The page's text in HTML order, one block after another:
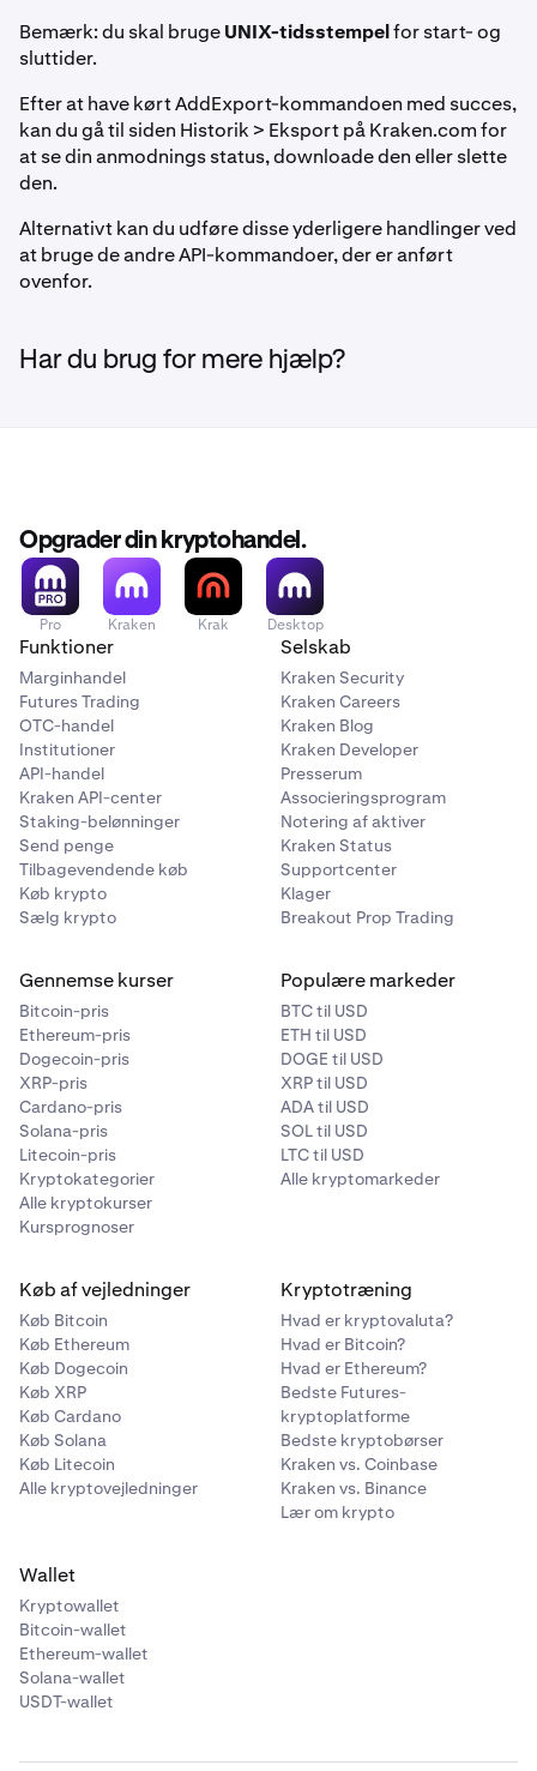
Bemærk: du skal brugeUNIX-tidsstempelfor start- og
sluttider.
Efter at have kørt AddExport-kommandoen med succes,
kan du gå til siden Historik > Eksport på Kraken.com for
at se din anmodnings status, downloade den eller slette
den.
Alternativt kan du udføre disse yderligere handlinger ved
at bruge de andre API-kommandoer, der er anført
ovenfor.
Har du brug for mere hjælp?
Opgrader din kryptohandel.
Pro Kraken Krak Desktop
Funktioner
Marginhandel
Futures Trading
OTC-handel
Institutioner
API-handel
Kraken API-center
Staking-belønninger
Send penge
Tilbagevendende køb
Køb krypto
Sælg krypto
Selskab
Kraken Security
Kraken Careers
Kraken Blog
Kraken Developer
Presserum
Associeringsprogram
Notering af aktiver
Kraken Status
Supportcenter
Klager
Breakout Prop Trading
Gennemse kurser
Bitcoin-pris
Ethereum-pris
Dogecoin-pris
XRP-pris
Cardano-pris
Solana-pris
Litecoin-pris
Kryptokategorier
Alle kryptokurser
Kursprognoser
Populære markeder
BTC til USD
ETH til USD
DOGE til USD
XRP til USD
ADA til USD
SOL til USD
LTC til USD
Alle kryptomarkeder
Køb af vejledninger
Køb Bitcoin
Køb Ethereum
Køb Dogecoin
Køb XRP
Køb Cardano
Køb Solana
Køb Litecoin
Alle kryptovejledninger
Kryptotræning
Hvad er kryptovaluta?
Hvad er Bitcoin?
Hvad er Ethereum?
Bedste Futures-
kryptoplatforme
Bedste kryptobørser
Kraken vs. Coinbase
Kraken vs. Binance
Lær om krypto
Wallet
Kryptowallet
Bitcoin-wallet
Ethereum-wallet
Solana-wallet
USDT-wallet